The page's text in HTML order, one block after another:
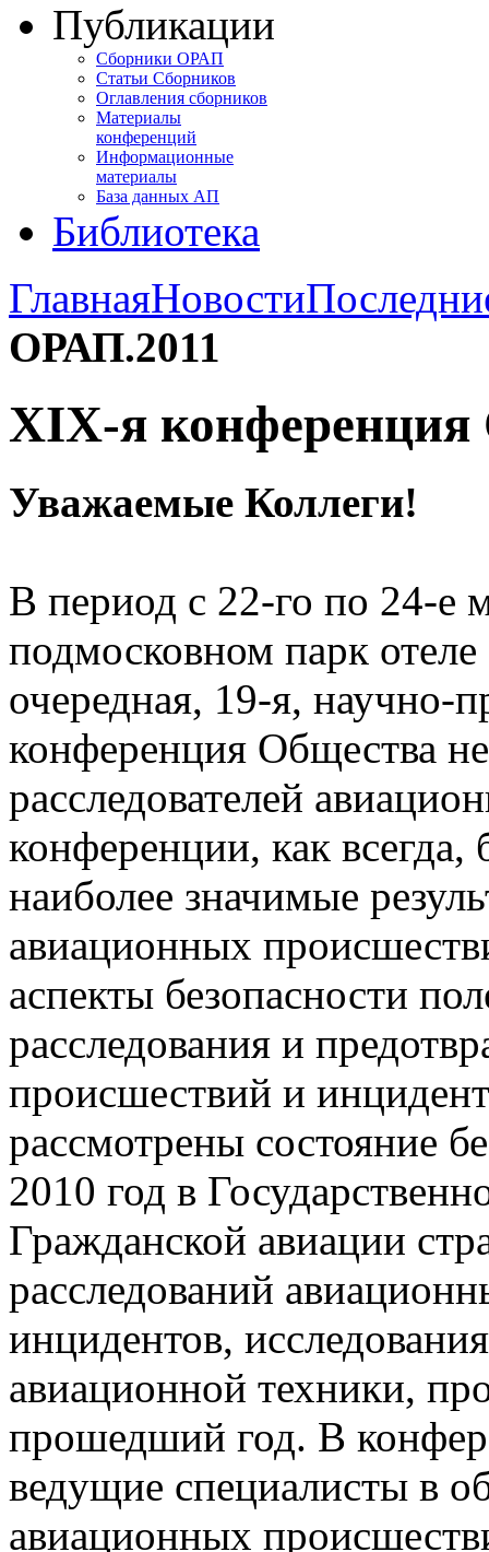
Публикации
Сборники ОРАП
Статьи Сборников
Оглавления сборников
Материалы
конференций
Информационные
материалы
База данных АП
Библиотека
ГлавнаяНовости
ОРАП.2011
XIX-я
Уважаемые Коллеги!
В период с 22-го по 24-е
подмосковном парк
очередная, 19-я, научно-
конференция Общества
расследователей
конференции, как всегда,
наиболее значимые
авиационных
аспекты безопасности
расследования и
происшествий и
рассмотрены состояние
2010 год в
Гражданской авиации
расследований
инцидентов,
авиационной техники,
прошедший год. В
ведущие специалисты в
авиационных